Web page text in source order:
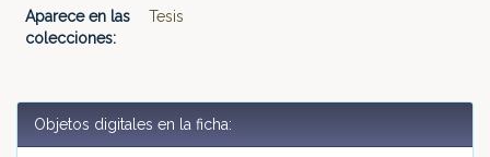
Aparece en las
colecciones:
Tesis
Objetos digitales en la ficha: